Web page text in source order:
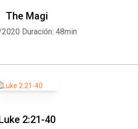
The Magi
Duración: 48min
2:21-40